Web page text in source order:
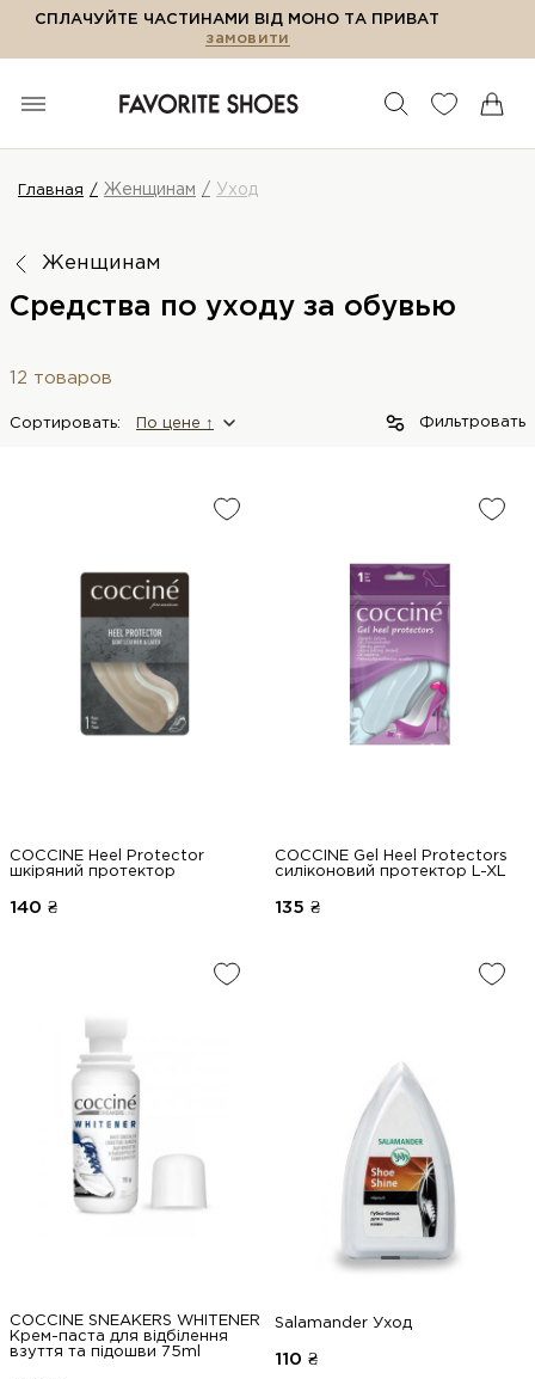
СПЛАЧУЙТЕ ЧАСТИНАМИ ВІД МОНО ТА ПРИВАТ
замовити
Главная Женщинам Уход
Женщинам
Средства по уходу за обувью
12 товаров
Сортировать: По цене ↑ Фильтровать
COCCINE Heel Protector
шкіряний протектор
140 ₴
COCCINE Gel Heel Protectors
силіконовий протектор L-XL
135 ₴
COCCINE SNEAKERS WHITENER
Крем-паста для відбілення
взуття та підошви 75ml
Salamander Уход
110 ₴